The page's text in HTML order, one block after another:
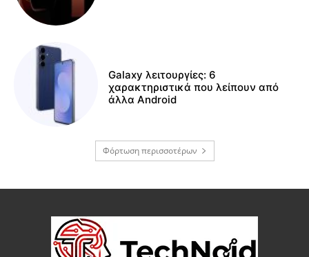
Galaxy λειτουργίες: 6
χαρακτηριστικά που λείπουν από
άλλα Android
Φόρτωση περισσοτέρων